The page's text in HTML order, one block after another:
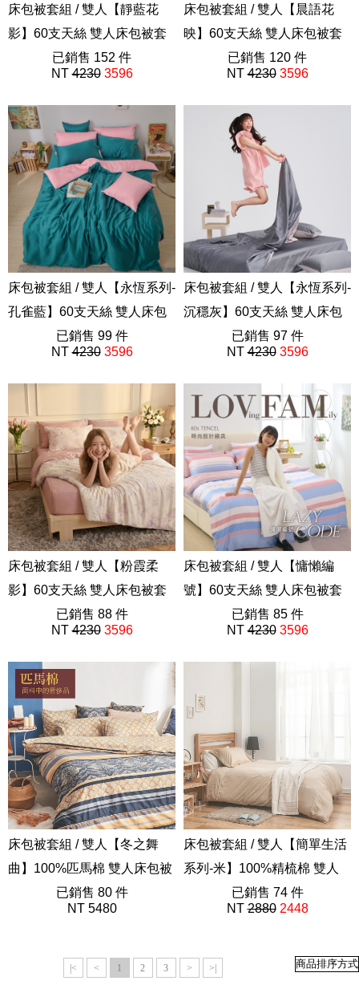
床包被套組 / 雙人【靜藍花
影】60支天絲 雙人床包被套
202605新品
已銷售 152 件
NT4230 3596
床包被套組 / 雙人【晨語花
映】60支天絲 雙人床包被套
202506新品
已銷售 120 件
NT4230 3596
床包被套組 / 雙人【永恆系列-
孔雀藍】60支天絲 雙人床包
素色AAU201
已銷售 99 件
NT4230 3596
床包被套組 / 雙人【永恆系列-
沉穩灰】60支天絲 雙人床包
素色AAU201
已銷售 97 件
NT4230 3596
床包被套組 / 雙人【粉霞柔
影】60支天絲 雙人床包被套
202605新品
已銷售 88 件
NT4230 3596
床包被套組 / 雙人【慵懶編
號】60支天絲 雙人床包被套
組 獨家設計 FORME
202508新品
已銷售 85 件
NT4230 3596
床包被套組 / 雙人【冬之舞
曲】100%匹馬棉 雙人床包被
套組 棉中貴族 軟黃金
已銷售 80 件
NT 5480
床包被套組 / 雙人【簡單生活
系列-米】100%精梳棉 雙人
床包被套組
40支精梳棉
已銷售 74 件
NT2880 2448
|< < 1 2 3 > >|